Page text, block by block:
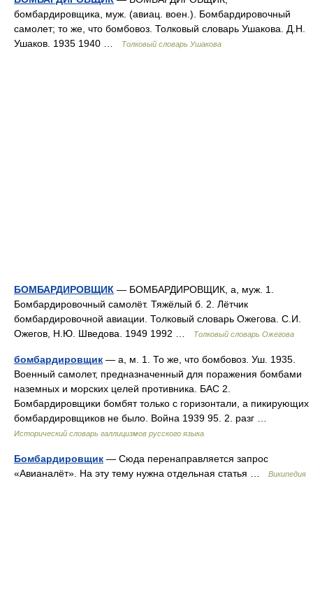
бомбардировщика, муж. (авиац. воен.). Бомбардировочный
самолет; то же, что бомбовоз. Толковый словарь Ушакова. Д.Н.
Ушаков. 1935 1940 …
Толковый словарь Ушакова
БОМБАРДИРОВЩИК — БОМБАРДИРОВЩИК, а, муж. 1.
Бомбардировочный самолёт. Тяжёлый б. 2. Лётчик
бомбардировочной авиации. Толковый словарь Ожегова. С.И.
Ожегов, Н.Ю. Шведова. 1949 1992 …
Толковый словарь Ожегова
бомбардировщик — а, м. 1. То же, что бомбовоз. Уш. 1935.
Военный самолет, предназначенный для поражения бомбами
наземных и морских целей противника. БАС 2.
Бомбардировщики бомбят только с горизонтали, а пикирующих
бомбардировщиков не было. Война 1939 95. 2. разг …
Исторический словарь галлицизмов русского языка
Бомбардировщик — Сюда перенаправляется запрос
«Авианалёт». На эту тему нужна отдельная статья …
Википедия